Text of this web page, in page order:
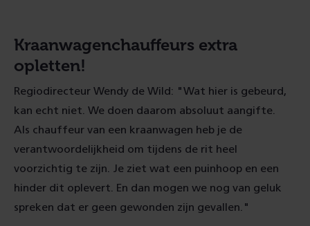
Kraanwagenchauffeurs extra
opletten!
Regiodirecteur Wendy de Wild: "Wat hier is gebeurd,
kan echt niet. We doen daarom absoluut aangifte.
Als chauffeur van een kraanwagen heb je de
verantwoordelijkheid om tijdens de rit heel
voorzichtig te zijn. Je ziet wat een puinhoop en een
hinder dit oplevert. En dan mogen we nog van geluk
spreken dat er geen gewonden zijn gevallen."